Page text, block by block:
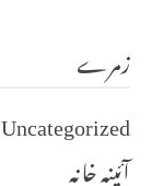
زمرے
Uncategorized
آئینہ خانہ